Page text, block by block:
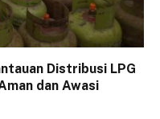
Distribusi LPG
dan Awasi